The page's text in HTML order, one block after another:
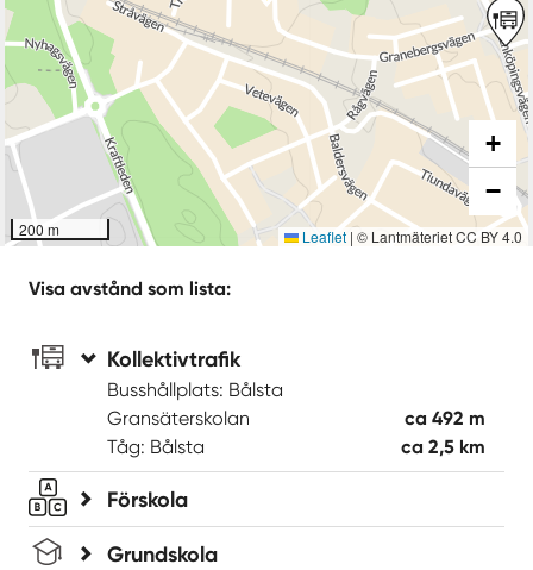
200 m
+
−
Leaflet | © Lantmäteriet CC BY 4.0
Visa avstånd som lista:
Kollektivtrafik
Busshållplats: Bålsta
Gransäterskolan
ca 492 m
Tåg: Bålsta
ca 2,5 km
Förskola
Grundskola